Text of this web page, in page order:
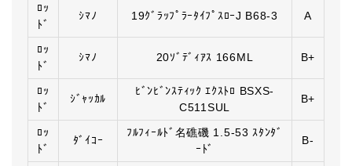
ﾛｯ
ﾄﾞ
ｼﾏﾉ 19ｸﾞﾗｯﾌﾟﾗｰﾀｲﾌﾟｽﾛｰJ B68-3 A
ﾛｯ
ﾄﾞ
ｼﾏﾉ 20ｿﾞﾃﾞｨｱｽ 166ML B+
ﾛｯ
ﾄﾞ
ｼﾞｬｯｶﾙ
ﾋﾞﾝﾋﾞﾝｽﾃｨｯｸ ｴｸｽﾄﾛ BSXS-
C511SUL
B+
ﾛｯ
ﾄﾞ
ﾀﾞｲｺｰ
ﾌﾙﾌｨｰﾙﾄﾞ名礁磯 1.5-53 ｽﾀﾝﾀﾞ
ｰﾄﾞ
B-